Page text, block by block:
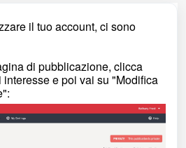
il tuo account, ci sono
di pubblicazione, clicca
e poi vai su "Modifica